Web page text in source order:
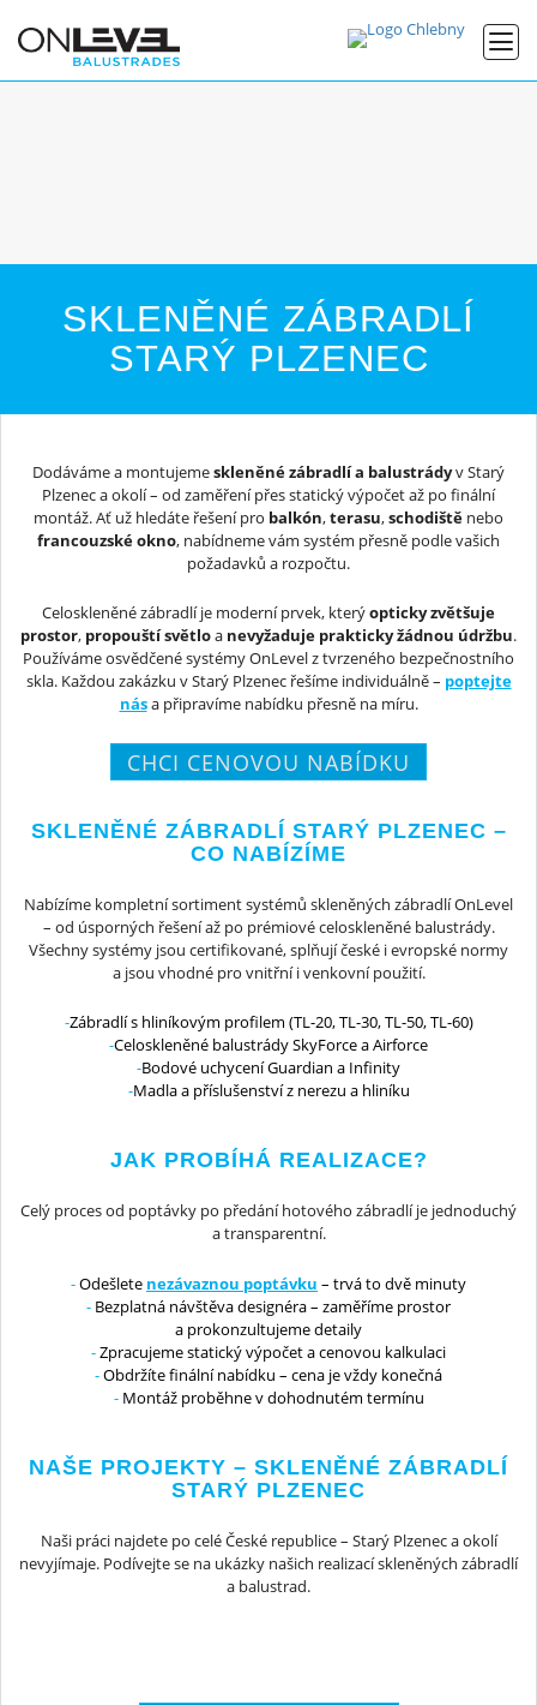
SKLENĚNÉ ZÁBRADLÍ
STARÝ PLZENEC
Dodáváme a montujemeskleněné zábradlí a balustrádyv Starý
Plzenec a okolí – od zaměření přes statický výpočet až po finální
montáž. Ať už hledáte řešení pro balkón,terasu,schodiště nebo
francouzské okno, nabídneme vám systém přesně podle vašich
požadavků a rozpočtu.
Celoskleněné zábradlí je moderní prvek, kterýopticky zvětšuje
prostor, propouští světloa nevyžaduje prakticky žádnou údržbu.
Používáme osvědčené systémy OnLevel z tvrzeného bezpečnostního
skla. Každou zakázku v Starý Plzenec řešíme individuálně – poptejte
nása připravíme nabídku přesně na míru.
CHCI CENOVOU NABÍDKU
SKLENĚNÉ ZÁBRADLÍ STARÝ PLZENEC –
CO NABÍZÍME
Nabízíme kompletní sortiment systémů skleněných zábradlí OnLevel
– od úsporných řešení až po prémiové celoskleněné balustrády.
Všechny systémy jsou certifikované, splňují české i evropské normy
a jsou vhodné pro vnitřní i venkovní použití.
Zábradlí s hliníkovým profilem (TL-20, TL-30, TL-50, TL-60)
Celoskleněné balustrády SkyForce a Airforce
Bodové uchycení Guardian a Infinity
Madla a příslušenství z nerezu a hliníku
JAK PROBÍHÁ REALIZACE?
Celý proces od poptávky po předání hotového zábradlí je jednoduchý
a transparentní.
Odešlete nezávaznou poptávku – trvá to dvě minuty
Bezplatná návštěva designéra – zaměříme prostor
a prokonzultujeme detaily
Zpracujeme statický výpočet a cenovou kalkulaci
Obdržíte finální nabídku – cena je vždy konečná
Montáž proběhne v dohodnutém termínu
NAŠE PROJEKTY – SKLENĚNÉ ZÁBRADLÍ
STARÝ PLZENEC
Naši práci najdete po celé České republice – Starý Plzenec a okolí
nevyjímaje. Podívejte se na ukázky našich realizací skleněných zábradlí
a balustrad.